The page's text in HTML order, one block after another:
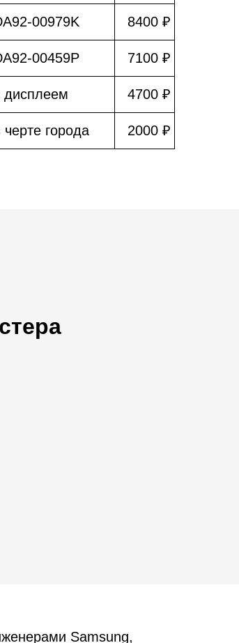
00979K 8400 ₽
00459P 7100 ₽
дисплеем 4700 ₽
черте города 2000 ₽
Samsung,